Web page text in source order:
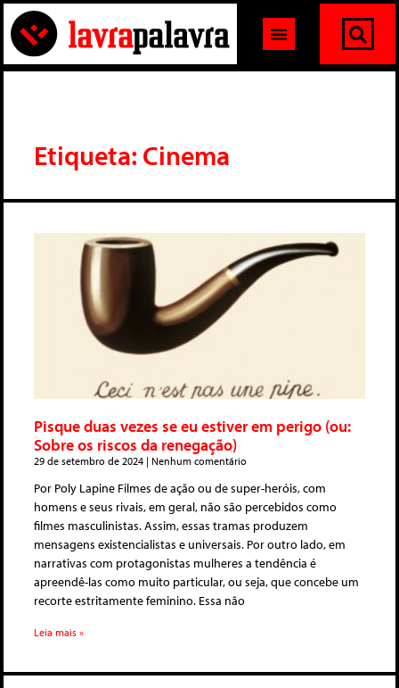
Etiqueta: Cinema
Pisque duas vezes se eu estiver em perigo (ou:
Sobre os riscos da renegação)
29 de setembro de 2024 Nenhum comentário
Por Poly Lapine Filmes de ação ou de super-heróis, com
homens e seus rivais, em geral, não são percebidos como
filmes masculinistas. Assim, essas tramas produzem
mensagens existencialistas e universais. Por outro lado, em
narrativas com protagonistas mulheres a tendência é
apreendê-las como muito particular, ou seja, que concebe um
recorte estritamente feminino. Essa não
Leia mais »